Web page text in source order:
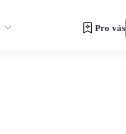
Pro vás